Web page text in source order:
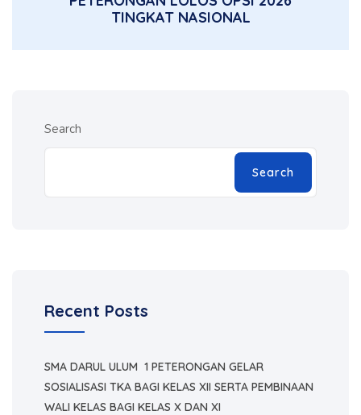
TINGKAT NASIONAL
Search
Search
Recent Posts
SMA DARUL ULUM 1 PETERONGAN GELAR
SOSIALISASI TKA BAGI KELAS XII SERTA PEMBINAAN
WALI KELAS BAGI KELAS X DAN XI